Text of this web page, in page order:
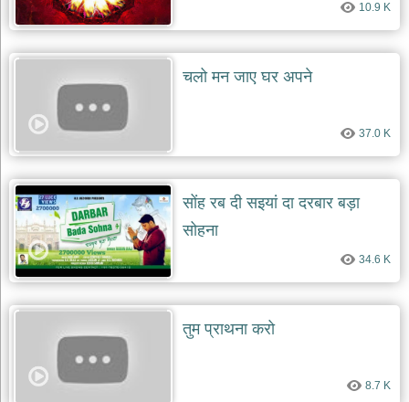
10.9 K
चलो मन जाए घर अपने
37.0 K
सोंह रब दी सइयां दा दरबार बड़ा
सोहना
34.6 K
तुम प्राथना करो
8.7 K